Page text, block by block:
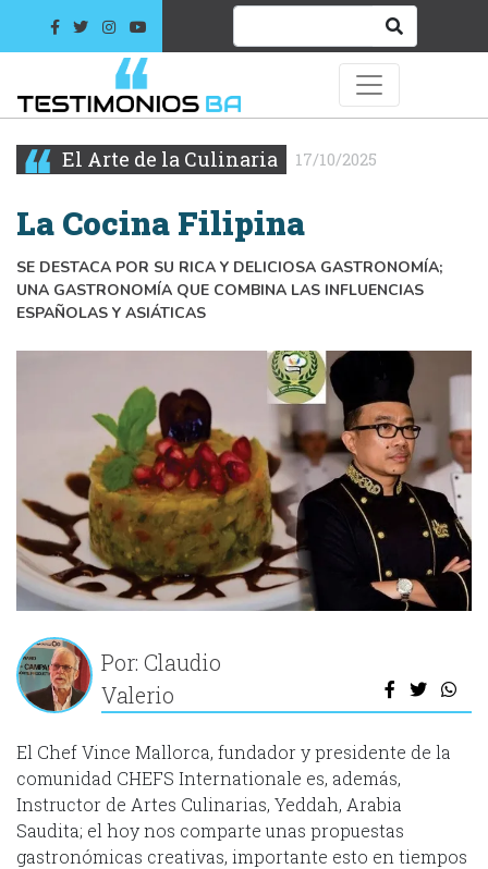
El Arte de la Culinaria 17/10/2025
La Cocina Filipina
SE DESTACA POR SU RICA Y DELICIOSA GASTRONOMÍA;
UNA GASTRONOMÍA QUE COMBINA LAS INFLUENCIAS
ESPAÑOLAS Y ASIÁTICAS
Por: Claudio
Valerio
El Chef Vince Mallorca, fundador y presidente de la
comunidad CHEFS Internationale es, además,
Instructor de Artes Culinarias, Yeddah, Arabia
Saudita; el hoy nos comparte unas propuestas
gastronómicas creativas, importante esto en tiempos